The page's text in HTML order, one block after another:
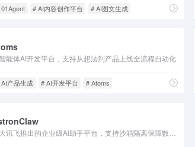
# AI内容创作平台 # AI图文生成
能体AI开发平台，支持从想法到产品上线全流程自动化
产品生成 # AI开发平台 # Atoms